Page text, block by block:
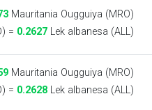
Mauritania Ougguiya (MRO)
= 0.2627Lek albanesa (ALL)
Mauritania Ougguiya (MRO)
= 0.2628Lek albanesa (ALL)